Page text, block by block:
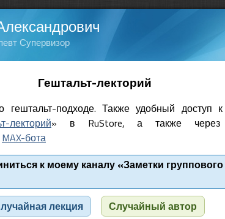
Супервизор
Гештальт-лекторий
подходе. Также удобный доступ
лекторий» в RuStore, а также через
MAX-бота
к моему каналу «Заметки группового
лекция
Случайный автор